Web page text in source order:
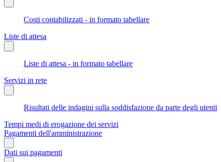
Costi contabilizzati - in formato tabellare
Liste di attesa
Liste di attesa - in formato tabellare
Servizi in rete
Risultati delle indagini sulla soddisfazione da parte degli utenti
Tempi medi di erogazione dei servizi
Pagamenti dell'amministrazione
Dati sui pagamenti